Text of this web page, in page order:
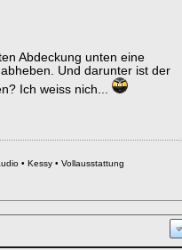
Abdeckung unten eine
Und darunter ist der
Ich weiss nich...
• Kessy • Vollausstattung